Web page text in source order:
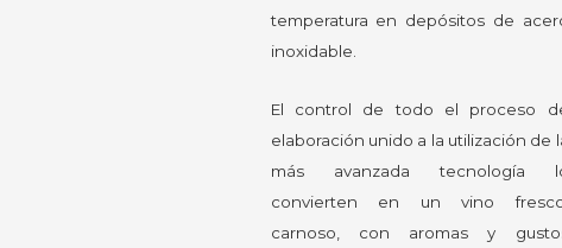
temperatura en depósitos de
inoxidable.
El control de todo el proceso
elaboración unido a la utilización de
más avanzada tecnología
convierten en un vino
carnoso, con aromas y